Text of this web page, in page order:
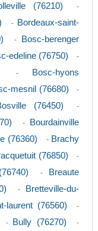
(76210) -
- Bordeaux-saint-
-
Bosc-berenger
edeline (76750) -
-
Bosc-hyons
mesnil (76680) -
(76450) -
-
Bourdainville
(76360) - Brachy
(76850) -
-
Breaute
-
Bretteville-du-
laurent (76560) -
- Bully (76270) -